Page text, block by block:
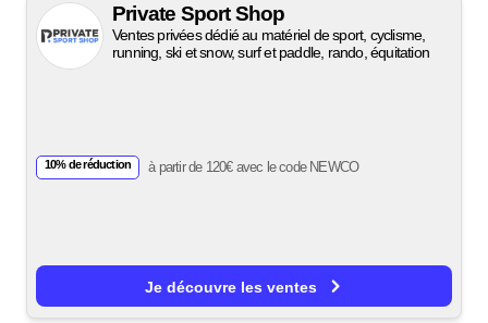
Private Sport Shop
Ventes privées dédié au matériel de sport, cyclisme,
running, ski et snow, surf et paddle, rando, équitation
10% de réduction à partir de 120€ avec le code NEWCO
Je découvre les ventes